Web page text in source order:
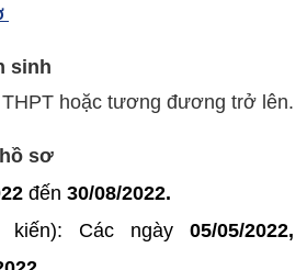
sinh
hoặc tương đương trở lên.
sơ
đến 30/08/2022.
Các ngày 05/05/2022,